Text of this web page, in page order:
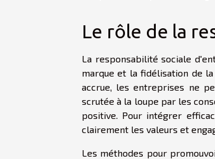
Le rôle de la
La responsabilité sociale
marque et la fidélisation de
accrue, les entreprises ne
scrutée à la loupe par les
positive. Pour intégrer
clairement les valeurs et
Les méthodes pour